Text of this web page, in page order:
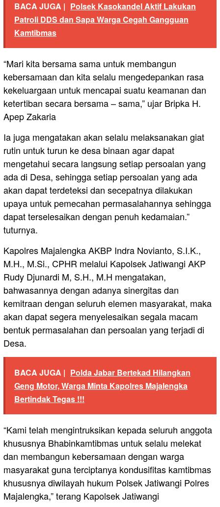
BACA JUGA | Polsek Kasokandel Aktif Lakukan
Patroli DDS dan Sapa Warga Cegah Gangguan
Kamtibmas
“Mari kita bersama sama untuk membangun
kebersamaan dan kita selalu mengedepankan rasa
kekeluargaan untuk mencapai suatu keamanan dan
ketertiban secara bersama – sama,” ujar Bripka H.
Apep Zakaria
Ia juga mengatakan akan selalu melaksanakan giat
rutin untuk turun ke desa binaan agar dapat
mengetahui secara langsung setiap persoalan yang
ada di Desa, sehingga setiap persoalan yang ada
akan dapat terdeteksi dan secepatnya dilakukan
upaya untuk pemecahan permasalahannya sehingga
dapat terselesaikan dengan penuh kedamaian.”
tuturnya.
Kapolres Majalengka AKBP Indra Novianto, S.I.K.,
M.H., M.Si., CPHR melalui Kapolsek Jatiwangi AKP
Rudy Djunardi M, S.H., M.H mengatakan,
bahwasannya dengan adanya sinergitas dan
kemitraan dengan seluruh elemen masyarakat, maka
akan dapat segera menyelesaikan segala macam
bentuk permasalahan dan persoalan yang terjadi di
Desa.
BACA JUGA | Polda Jabar Bertekad Hilangkan
Geng Motor, Warga Minta Kapolres Majalengka
Bertindak Tegas !!!
“Kami telah mengintruksikan kepada seluruh anggota
khususnya Bhabinkamtibmas untuk selalu melekat
dan membangun kebersamaan dengan warga
masyarakat guna terciptanya kondusifitas kamtibmas
khususnya diwilayah hukum Polsek Jatiwangi Polres
Majalengka,” terang Kapolsek Jatiwangi